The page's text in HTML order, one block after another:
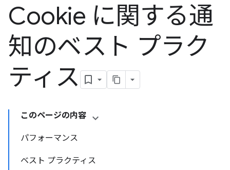
Cookie に関する通
知のベスト プラク
ティス
このページの内容
パフォーマンス
ベスト プラクティス